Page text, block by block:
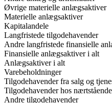
Øvrige materielle anlægsaktiver
Materielle anlægsaktiver
Kapitalandele
Langfristede tilgodehavender
Andre langfristede finansielle
Finansielle anlægsaktiver i alt
Anlægsaktiver i alt
Varebeholdninger
Tilgodehavender fra salg og
Tilgodehavender hos
Andre tilgodehavender